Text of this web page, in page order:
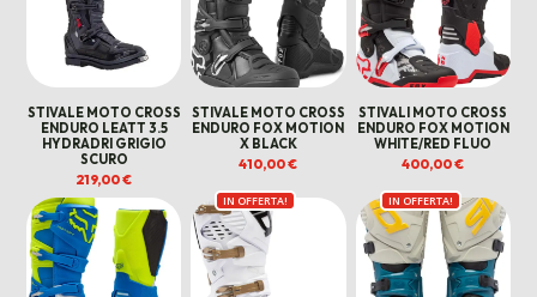
STIVALE MOTO CROSS
ENDURO LEATT 3.5
HYDRADRI GRIGIO
SCURO
219,00€
STIVALE MOTO CROSS
ENDURO FOX MOTION
X BLACK
410,00€
STIVALI MOTO CROSS
ENDURO FOX MOTION
WHITE/RED FLUO
400,00€
IN OFFERTA! IN OFFERTA!